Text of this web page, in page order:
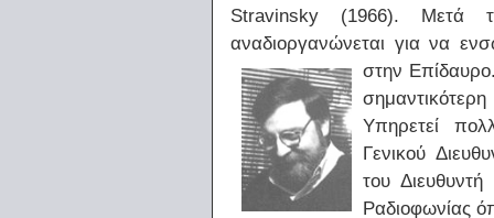
Stravinsky (1966). Μετά
αναδιοργανώνεται για να
στην
Υπηρετεί
Γενικού
του
Ραδιοφωνίας